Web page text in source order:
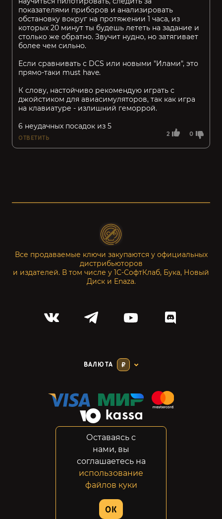
2 0
показателями приборов и анализировать
обстановку вокруг на протяжении 1 часа, из
которых 20 минут ты будешь лететь на задание и
столько же обратно. Звучит нудно, но затягивает
более чем сильно.
Если сравнивать с DCS или новыми "Илами", это
прямо-таки must have.
К слову, настойчиво рекомендую играть с
джойстиком для авиасимуляторов, так как игра
на клавиатуре - излишний геморрой.
6 неудачных посадок из 5
ОТВЕТИТЬ
Все продаваемые ключи закупаются у официальных
дистрибьюторов
и издателей. В том числе у 1С-СофтКлаб, Бука, Новый
Диск и Enaza.
ВАЛЮТА ₽
Конфиденциальность
Возвраты
Правовая информация
© 2014-2026 GabeStore
ADN Digital Studio
Оставаясь с
нами, вы
соглашаетесь на
использование
файлов куки
OK